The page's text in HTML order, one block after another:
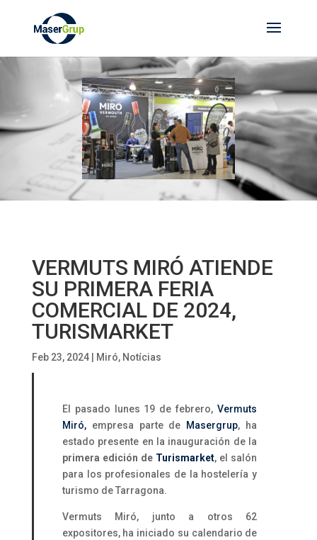
VERMUTS MIRÓ ATIENDE
SU PRIMERA FERIA
COMERCIAL DE 2024,
TURISMARKET
Feb 23, 2024| Miró, Notícias
El pasado lunes 19 de febrero,Vermuts
Miró,empresa parte de Masergrup, ha
estado presente en la inauguración de la
primera edición de Turismarket, el salón
para los profesionales de la hostelería y
turismo de Tarragona.
Vermuts Miró, junto a otros 62
expositores, ha iniciado su calendario de